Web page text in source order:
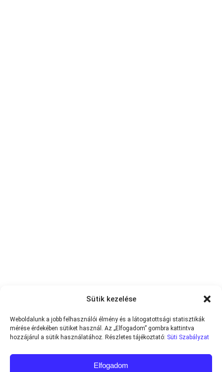
Sütik kezelése
Weboldalunk a jobb felhasználói élmény és a látogatottsági statisztikák
mérése érdekében sütiket használ. Az „Elfogadom” gombra kattintva
hozzájárul a sütik használatához. Részletes tájékoztató: Süti Szabályzat
Elfogadom